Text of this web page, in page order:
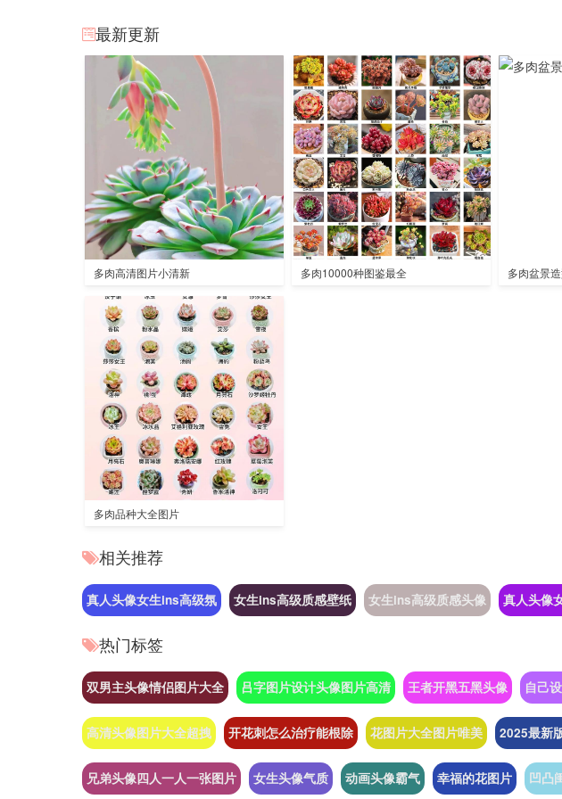
最新更新
多肉高清图片小清新 多肉10000种图鉴最全 多肉盆景
多肉品种大全图片
相关推荐
真人头像女生ins高级氛 女生ins高级质感壁纸 女生ins高级质感头像 真人头像
热门标签
双男主头像情侣图片大全 吕字图片设计头像图片高清 王者开黑五黑头像 自己
高清头像图片大全超拽 开花刺怎么治疗能根除 花图片大全图片唯美 2025最新
兄弟头像四人一人一张图片 女生头像气质 动画头像霸气 幸福的花图片 凹凸